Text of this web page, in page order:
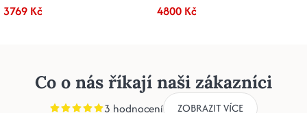
3769 Kč 4800 Kč
Co o nás říkají naši zákazníci
3 hodnocení ZOBRAZIT VÍCE